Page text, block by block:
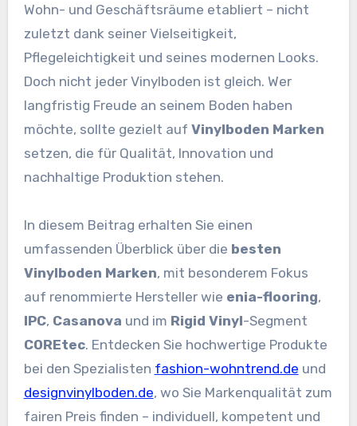
Wohn- und Geschäftsräume etabliert – nicht
zuletzt dank seiner Vielseitigkeit,
Pflegeleichtigkeit und seines modernen Looks.
Doch nicht jeder Vinylboden ist gleich. Wer
langfristig Freude an seinem Boden haben
möchte, sollte gezielt auf Vinylboden Marken
setzen, die für Qualität, Innovation und
nachhaltige Produktion stehen.
In diesem Beitrag erhalten Sie einen
umfassenden Überblick über die besten
Vinylboden Marken, mit besonderem Fokus
auf renommierte Hersteller wie enia-flooring,
IPC, Casanova und im Rigid Vinyl-Segment
COREtec. Entdecken Sie hochwertige Produkte
bei den Spezialisten fashion-wohntrend.de und
designvinylboden.de, wo Sie Markenqualität zum
fairen Preis finden – individuell, kompetent und